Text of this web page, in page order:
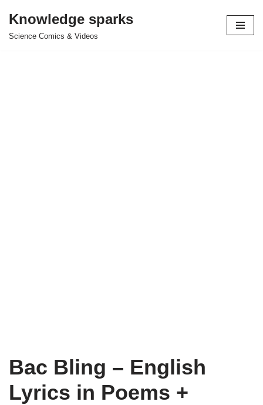
Skip
Knowledge sparks
Science Comics & Videos
Bac Bling – English
Lyrics in Poems +